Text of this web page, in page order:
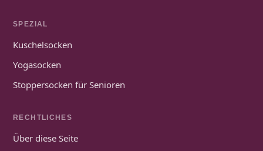
SPEZIAL
Kuschelsocken
Yogasocken
Stoppersocken für Senioren
RECHTLICHES
Über diese Seite